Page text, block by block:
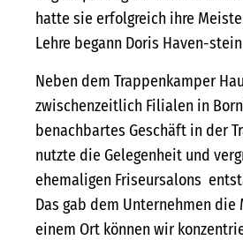
hatte sie erfolgreich ihre
Lehre begann Doris Haven-
Neben dem Trappenkamper
zwischenzeitlich Filialen in
benachbartes Geschäft in der
nutzte die Gelegenheit und
ehemaligen Friseursalons
Das gab dem Unternehmen
einem Ort können wir